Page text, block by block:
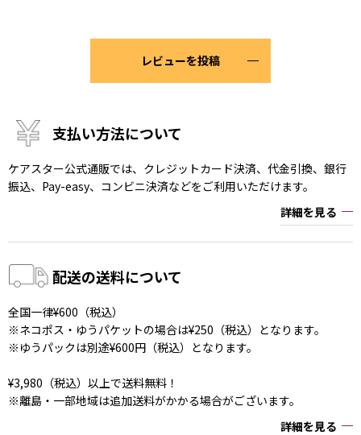
レビューを投稿
支払い方法について
ケアスター公式通販では、クレジットカード決済、代金引換、銀行
振込、Pay-easy、コンビニ決済などをご利用いただけます。
詳細を見る
配送の送料について
全国一律¥600（税込）
※ネコポス・ゆうパケットの場合は¥250（税込）となります。
※ゆうパックは別途¥600円（税込）となります。
¥3,980（税込）以上で送料無料！
※離島・一部地域は追加送料がかかる場合がございます。
詳細を見る